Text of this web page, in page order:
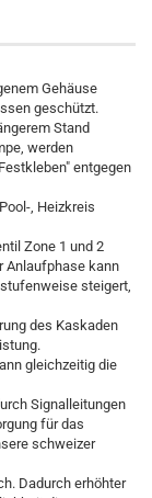
Gehäuse
geschützt.
Stand
werden
entgegen
, Heizkreis
Zone 1 und 2
Anlaufphase kann
steigert,
des Kaskaden
gleichzeitig die
Signalleitungen
für das
schweizer
Dadurch erhöhter